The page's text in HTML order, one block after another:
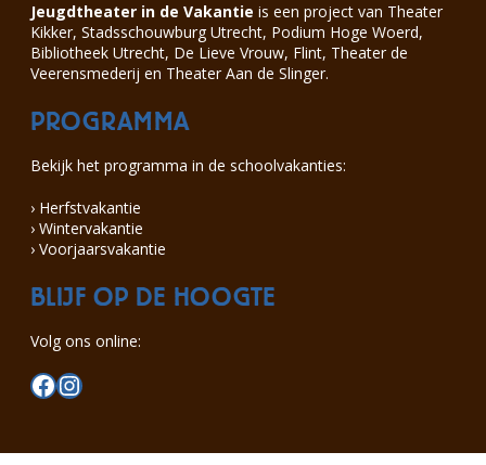
t
a
a
r
t
Jeugdtheater in de Vakantie is een project van Theater
Kikker, Stadsschouwburg Utrecht, Podium Hoge Woerd,
Bibliotheek Utrecht, De Lieve Vrouw, Flint, Theater de
Veerensmederij en Theater Aan de Slinger.
PROGRAMMA
Bekijk het programma in de schoolvakanties:
› Herfstvakantie
› Wintervakantie
› Voorjaarsvakantie
BLIJF OP DE HOOGTE
Volg ons online:
Facebook
Instagram